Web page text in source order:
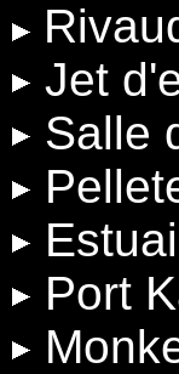
Jet
Salle
Port